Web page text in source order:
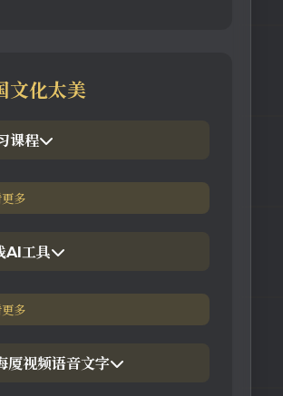
文化太美
课程
厦官网备份版
多
AI工具
】紫微斗数命理分析
多
厦视频语音文字